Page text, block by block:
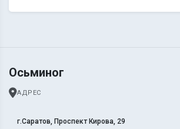
Осьминог
АДРЕС
г.Саратов, Проспект Кирова, 29